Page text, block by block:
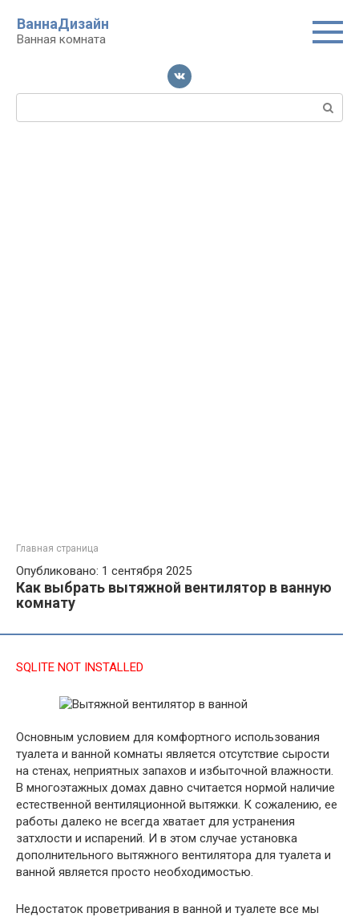
контенту
ВаннаДизайн
Ванная комната
Поиск:
Главная страница
Опубликовано: 1 сентября 2025
Как выбрать вытяжной вентилятор в ванную
комнату
SQLITE NOT INSTALLED
Основным условием для комфортного использования
туалета и ванной комнаты является отсутствие сырости
на стенах, неприятных запахов и избыточной влажности.
В многоэтажных домах давно считается нормой наличие
естественной вентиляционной вытяжки. К сожалению, ее
работы далеко не всегда хватает для устранения
затхлости и испарений. И в этом случае установка
дополнительного вытяжного вентилятора для туалета и
ванной является просто необходимостью.
Недостаток проветривания в ванной и туалете все мы